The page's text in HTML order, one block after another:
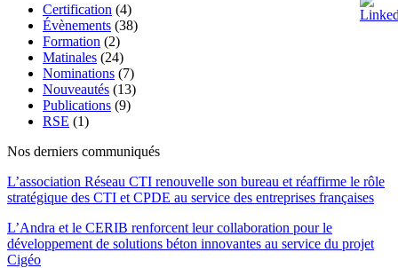
Certification (4)
Évènements (38)
Formation (2)
Matinales (24)
Nominations (7)
Nouveautés (13)
Publications (9)
RSE (1)
Nos derniers communiqués
L’association Réseau CTI renouvelle son bureau et réaffirme le rôle
stratégique des CTI et CPDE au service des entreprises françaises
L’Andra et le CERIB renforcent leur collaboration pour le
développement de solutions béton innovantes au service du projet
Cigéo